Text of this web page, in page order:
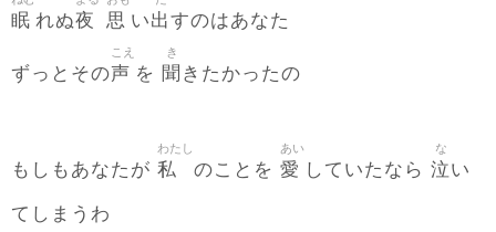
眠 れぬ夜 思 い出すのはあなた
ずっとその声
こえ
を 聞
き
きたかったの
もしもあなたが 私
わたし
のことを 愛
あい
していたなら 泣
な
い
てしまうわ